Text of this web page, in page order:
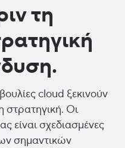
τη
cloud ξεκινούν
στρατηγική. Οι
είναι σχεδιασμένες
σημαντικών